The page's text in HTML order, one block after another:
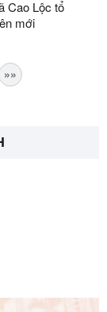
Cao Lộc tổ
mới
»»